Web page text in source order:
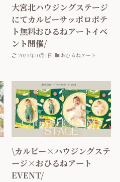
大宮北ハウジングステージ
にてカルビーサッポロポテ
ト無料おひるねアートイベ
ント開催/
2023年10月1日 おひるねアート
\カルビー×ハウジングステ
ージ×おひるねアート
EVENT/